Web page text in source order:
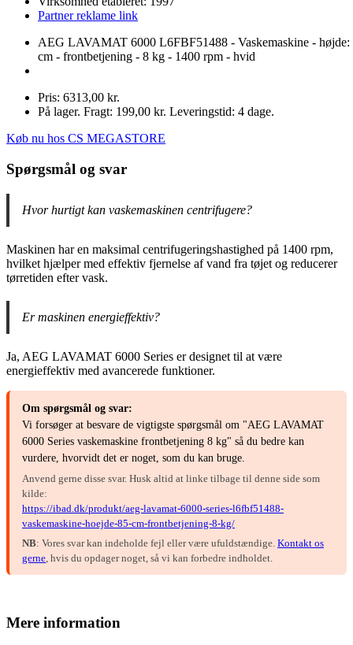
Partner reklame link
AEG LAVAMAT 6000 L6FBF51488 - Vaskemaskine - højde:
cm - frontbetjening - 8 kg - 1400 rpm - hvid
Pris: 6313,00 kr.
På lager. Fragt: 199,00 kr. Leveringstid: 4 dage.
Køb nu hos CS MEGASTORE
Spørgsmål og svar
Hvor hurtigt kan vaskemaskinen centrifugere?
Maskinen har en maksimal centrifugeringshastighed på 1400 rpm,
hvilket hjælper med effektiv fjernelse af vand fra tøjet og reducerer
tørretiden efter vask.
Er maskinen energieffektiv?
Ja, AEG LAVAMAT 6000 Series er designet til at være
energieffektiv med avancerede funktioner.
Om spørgsmål og svar:
Vi forsøger at besvare de vigtigste spørgsmål om "AEG LAVAMAT
6000 Series vaskemaskine frontbetjening 8 kg" så du bedre kan
vurdere, hvorvidt det er noget, som du kan bruge.
Anvend gerne disse svar. Husk altid at linke tilbage til denne side som
kilde:
https://ibad.dk/produkt/aeg-lavamat-6000-series-l6fbf51488-
vaskemaskine-hoejde-85-cm-frontbetjening-8-kg/
NB: Vores svar kan indeholde fejl eller være ufuldstændige. Kontakt os
gerne, hvis du opdager noget, så vi kan forbedre indholdet.
Mere information